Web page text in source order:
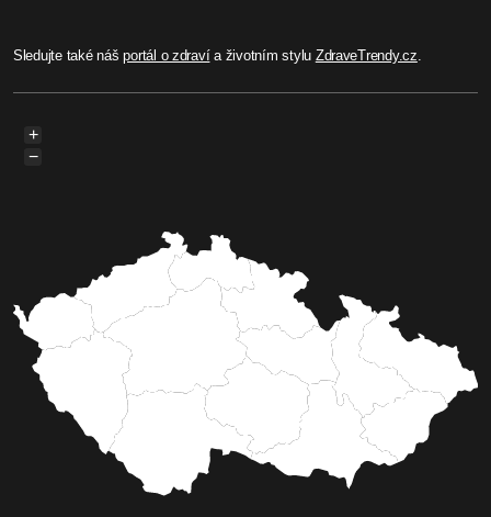
Sledujte také nášportál o zdravía životním stylu ZdraveTrendy.cz.
+
−